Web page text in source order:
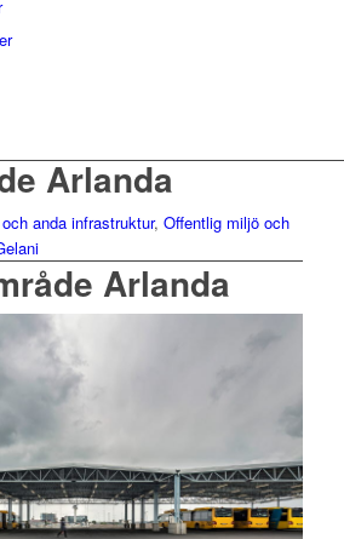
Arlanda
anda infrastruktur, Offentlig miljö och
Arlanda